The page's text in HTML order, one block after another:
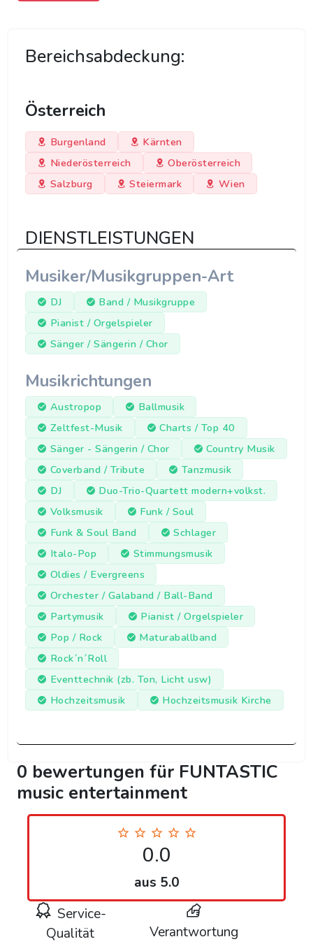
Bereichsabdeckung:
Österreich
Burgenland
Kärnten
Niederösterreich
Oberösterreich
Salzburg
Steiermark Wien
DIENSTLEISTUNGEN
Musiker/Musikgruppen-Art
DJ
Band / Musikgruppe
Pianist / Orgelspieler
Sänger / Sängerin / Chor
Musikrichtungen
Austropop
Ballmusik
Zeltfest-Musik
Charts / Top 40
Sänger - Sängerin / Chor
Country Musik
Coverband / Tribute
Tanzmusik
DJ
Duo-Trio-Quartett modern+volkst.
Volksmusik
Funk / Soul
Funk & Soul Band
Schlager
Italo-Pop
Stimmungsmusik
Oldies / Evergreens
Orchester / Galaband / Ball-Band
Partymusik
Pianist / Orgelspieler
Pop / Rock
Maturaballband
Rock´n´Roll
Eventtechnik (zb. Ton, Licht usw)
Hochzeitsmusik
Hochzeitsmusik Kirche
0 bewertungen für FUNTASTIC
music entertainment
0.0
aus 5.0
Service-
Qualität
Verantwortung